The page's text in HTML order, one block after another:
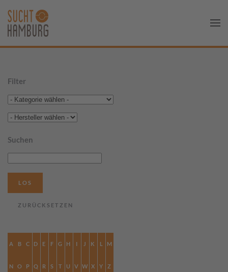
Filter
Suchen
A B C D E F G H I J K L M
N O P Q R S T U V W X Y Z